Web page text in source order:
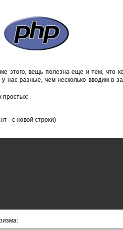
этого, вещь полезна еще и тем, что
нас разные, чем несколько вводим в
простых:
- с новой строки)